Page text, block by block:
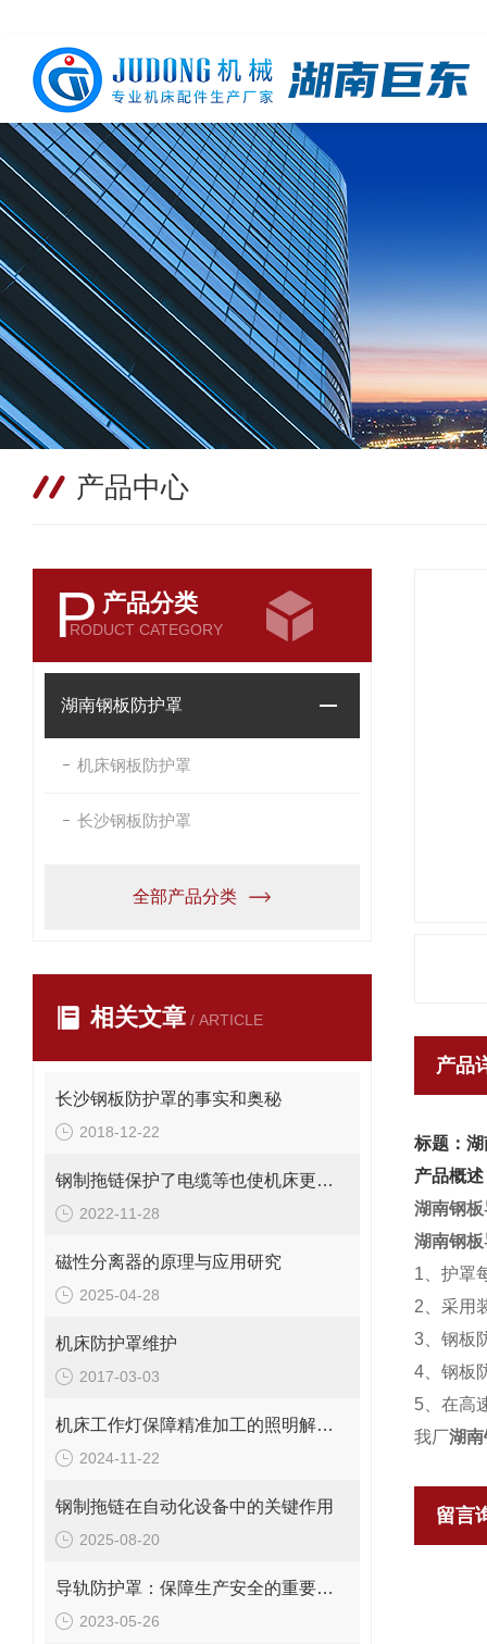
产品中心
P 产品分类
RODUCT CATEGORY
湖南钢板防护罩
机床钢板防护罩
长沙钢板防护罩
全部产品分类
相关文章 / ARTICLE
长沙钢板防护罩的事实和奥秘
2018-12-22
钢制拖链保护了电缆等也使机床更美观
2022-11-28
磁性分离器的原理与应用研究
2025-04-28
机床防护罩维护
2017-03-03
机床工作灯保障精准加工的照明解决方案
2024-11-22
钢制拖链在自动化设备中的关键作用
2025-08-20
导轨防护罩：保障生产安全的重要工具
2023-05-26
产品
标题：
产品概述
湖南钢
湖南钢
1、护罩
2、采用
3、钢板
4、钢板
5、在高
我厂湖
留言